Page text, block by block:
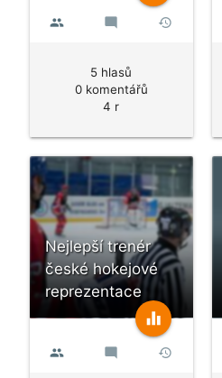
people mode_comment history
5 hlasů
0 komentářů
4 r
Nejlepší trenér
české hokejové
reprezentace
equalizer
people mode_comment history